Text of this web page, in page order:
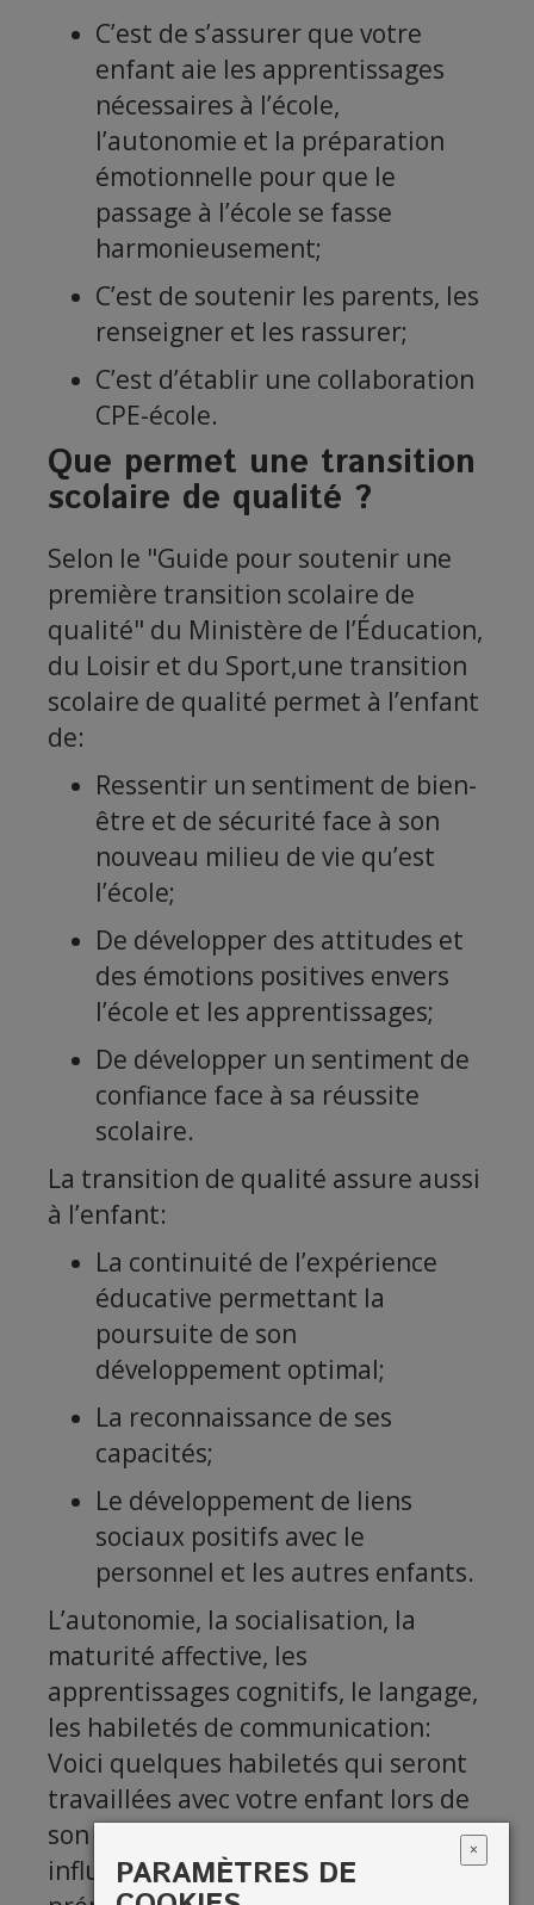
C’est de s’assurer que votre
enfant aie les apprentissages
nécessaires à l’école,
l’autonomie et la préparation
émotionnelle pour que le
passage à l’école se fasse
harmonieusement;
C’est de soutenir les parents, les
renseigner et les rassurer;
C’est d’établir une collaboration
CPE-école.
Que permet une transition
scolaire de qualité ?
Selon le "Guide pour soutenir une
première transition scolaire de
qualité" du Ministère de l’Éducation,
du Loisir et du Sport,une transition
scolaire de qualité permet à l’enfant
de:
Ressentir un sentiment de bien-
être et de sécurité face à son
nouveau milieu de vie qu’est
l’école;
De développer des attitudes et
des émotions positives envers
l’école et les apprentissages;
De développer un sentiment de
confiance face à sa réussite
scolaire.
La transition de qualité assure aussi
à l’enfant:
La continuité de l’expérience
éducative permettant la
poursuite de son
développement optimal;
La reconnaissance de ses
capacités;
Le développement de liens
sociaux positifs avec le
personnel et les autres enfants.
L’autonomie, la socialisation, la
maturité affective, les
apprentissages cognitifs, le langage,
les habiletés de communication:
Voici quelques habiletés qui seront
travaillées avec votre enfant lors de
son passage à notre CPE et qui
influencent positivement la
×
PARAMÈTRES DE